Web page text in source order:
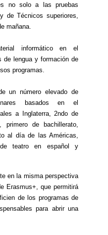
no solo a las pruebas
de Técnicos superiores,
mañana.
informático en el
de lengua y formación de
programas.
un número elevado de
basados en el
a Inglaterra, 2ndo de
primero de bachillerato,
al día de las Américas,
de teatro en español y
en la misma perspectiva
Erasmus+, que permitirá
de los programas de
para abrir una